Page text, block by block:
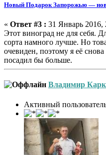
Новый Подарок Запорожью —
« Ответ #3 : 31 Январь 2016,
Этот виноград не для себя.
сорта намного лучше. Но
очевиден, поэтому я её
посадил бы больше.
Владимир
Активный